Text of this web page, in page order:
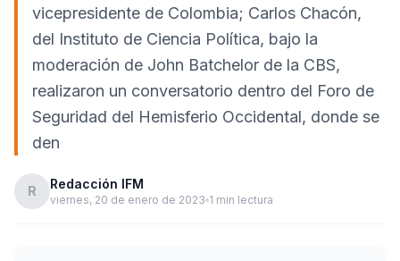
vicepresidente de Colombia; Carlos Chacón,
del Instituto de Ciencia Política, bajo la
moderación de John Batchelor de la CBS,
realizaron un conversatorio dentro del Foro de
Seguridad del Hemisferio Occidental, donde se
den
R Redacción IFM
viernes, 20 de enero de 2023 1 min lectura